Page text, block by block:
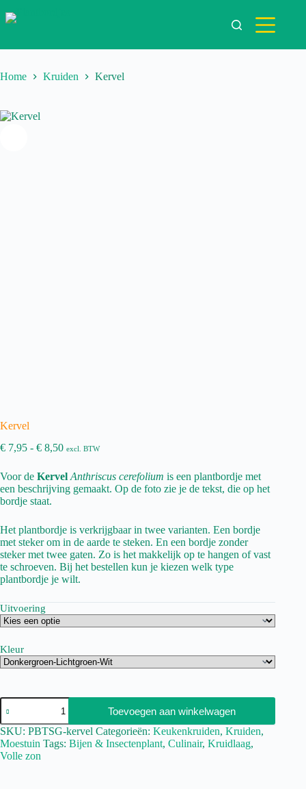
naar
Home Kruiden Kervel
Kervel
€ 7,95 - € 8,50Prijsklasse:
tot
€ 8,50
excl. BTW
Voor de Kervel Anthriscus cerefolium is een plantbordje met
een beschrijving gemaakt. Op de foto zie je de tekst, die op het
bordje staat.
Het plantbordje is verkrijgbaar in twee varianten. Een bordje
met steker om in de aarde te steken. En een bordje zonder
steker met twee gaten. Zo is het makkelijk op te hangen of vast
te schroeven. Bij het bestellen kun je kiezen welk type
plantbordje je wilt.
Uitvoering
Kleur
Toevoegen aan winkelwagen
SKU: PBTSG-kervel Categorieën: Keukenkruiden, Kruiden,
Moestuin Tags: Bijen & Insectenplant, Culinair, Kruidlaag,
Volle zon